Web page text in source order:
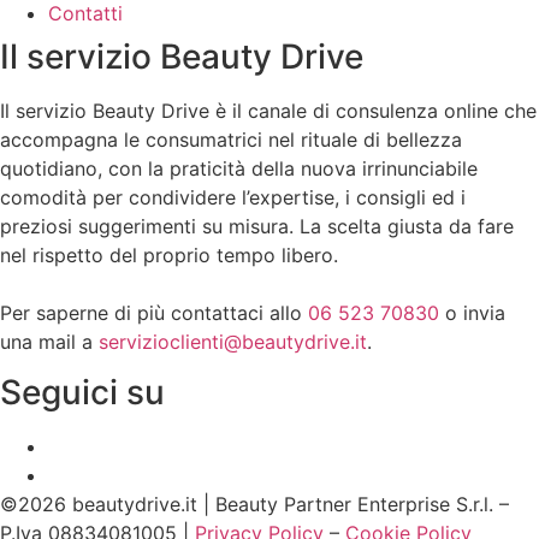
Prodotto Bisogni Integratori
Anti-Aging
Brucia grassi
Cellulite e accumulo di adipe
Depurativo
Diuretico
foto-invecchiamento
Funzionalità microcircolo
Gonfiore addominale
Stimolante del metabolismo di carboidrati e lipidi
Prodotto Bisogni Solari
Abbronzatura
Protezione solare
Contatti
Il servizio Beauty Drive
Il servizio Beauty Drive è il canale di consulenza online che
accompagna le consumatrici nel rituale di bellezza
quotidiano, con la praticità della nuova irrinunciabile
comodità per condividere l’expertise, i consigli ed i
preziosi suggerimenti su misura. La scelta giusta da fare
nel rispetto del proprio tempo libero.
Per saperne di più contattaci allo 06 523 70830 o invia
una mail a servizioclienti@beautydrive.it.
Seguici su
©2026 beautydrive.it | Beauty Partner Enterprise S.r.l. –
P.Iva 08834081005 | Privacy Policy – Cookie Policy